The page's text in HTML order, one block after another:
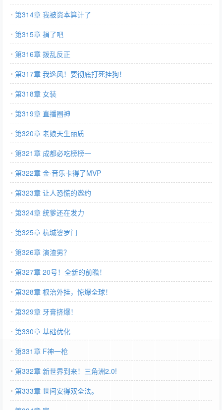
第314章 我被资本算计了
第315章 捐了吧
第316章 拨乱反正
第317章 我逸风！要彻底打死挂狗！
第318章 女装
第319章 直播圈神
第320章 老娘天生丽质
第321章 成都必吃榜榜一
第322章 金·音乐卡得了MVP
第323章 让人恐慌的邀约
第324章 统爹还在发力
第325章 杭城婆罗门
第326章 演渣男？
第327章 20号！全新的前瞻！
第328章 根治外挂，惊爆全球！
第329章 牙膏挤爆！
第330章 基础优化
第331章 F神一枪
第332章 新世界到来！三角洲2.0!
第333章 世间安得双全法。